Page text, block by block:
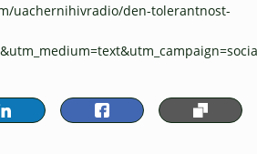
uachernihivradio/den-tolerantnost-